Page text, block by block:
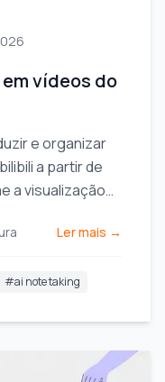
vídeos do
e organizar
a partir de
a visualização
Ler mais →
#ai note taking